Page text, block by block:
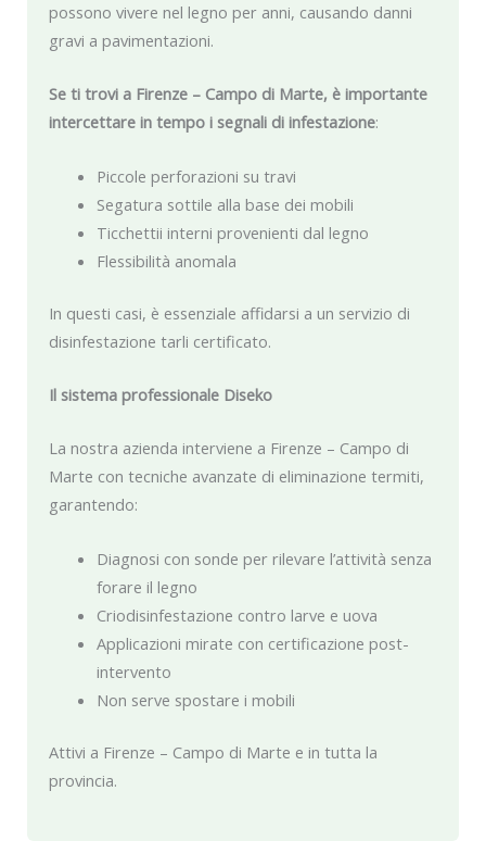
possono vivere nel legno per anni, causando danni
gravi a pavimentazioni.
Se ti trovi a Firenze – Campo di Marte, è importante
intercettare in tempo i segnali di infestazione:
Piccole perforazioni su travi
Segatura sottile alla base dei mobili
Ticchettii interni provenienti dal legno
Flessibilità anomala
In questi casi, è essenziale affidarsi a un servizio di
disinfestazione tarli certificato.
Il sistema professionale Diseko
La nostra azienda interviene a Firenze – Campo di
Marte con tecniche avanzate di eliminazione termiti,
garantendo:
Diagnosi con sonde per rilevare l’attività senza
forare il legno
Criodisinfestazione contro larve e uova
Applicazioni mirate con certificazione post-
intervento
Non serve spostare i mobili
Attivi a Firenze – Campo di Marte e in tutta la
provincia.